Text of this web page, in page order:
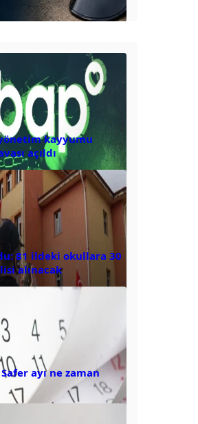
kayyumu
açıldı
81 ildeki okullara 30
alınacak
ayı ne zaman